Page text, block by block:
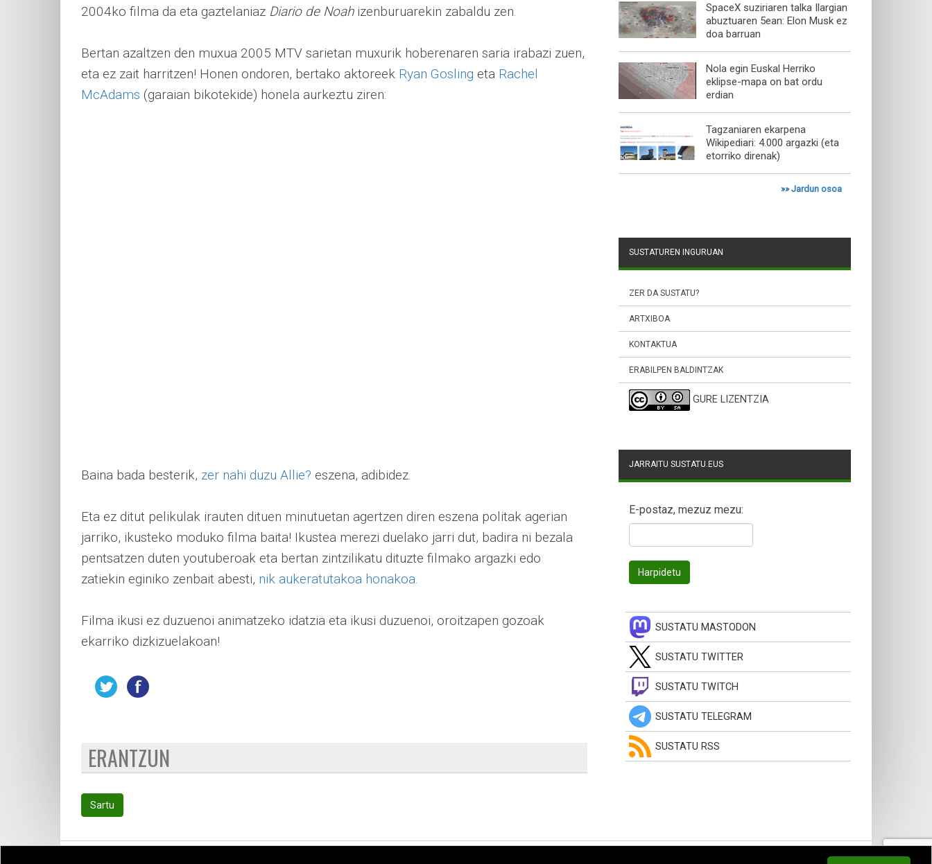
2004ko filma da eta gaztelaniaz Diario de Noahizenburuarekin zabaldu zen.
Bertan azaltzen den muxua 2005 MTV sarietan muxurik hoberenaren saria irabazi zuen,
eta ez zait harritzen! Honen ondoren, bertako aktoreek Ryan Gosling eta Rachel
McAdams (garaian bikotekide) honela aurkeztu ziren:
Baina bada besterik, zer nahi duzu Allie? eszena, adibidez.
Eta ez ditut pelikulak irauten dituen minutuetan agertzen diren eszena politak agerian
jarriko, ikusteko moduko filma baita! Ikustea merezi duelako jarri dut, badira ni bezala
pentsatzen duten youtuberoak eta bertan zintzilikatu dituzte filmako argazki edo
zatiekin eginiko zenbait abesti, nik aukeratutakoa honakoa.
Filma ikusi ez duzuenoi animatzeko idatzia eta ikusi duzuenoi, oroitzapen gozoak
ekarriko dizkizuelakoan!
ERANTZUN
Sartu
SpaceX suziriaren talka Ilargian
abuztuaren 5ean: Elon Musk ez
doa barruan
Nola egin Euskal Herriko
eklipse-mapa on bat ordu
erdian
Tagzaniaren ekarpena
Wikipediari: 4.000 argazki (eta
etorriko direnak)
»»Jardun osoa
SUSTATUREN INGURUAN
ZER DA SUSTATU?
ARTXIBOA
KONTAKTUA
ERABILPEN BALDINTZAK
GURE LIZENTZIA
JARRAITU SUSTATU.EUS
E-postaz, mezuz mezu:
SUSTATU MASTODON
SUSTATU TWITTER
SUSTATU TWITCH
SUSTATU TELEGRAM
SUSTATU RSS